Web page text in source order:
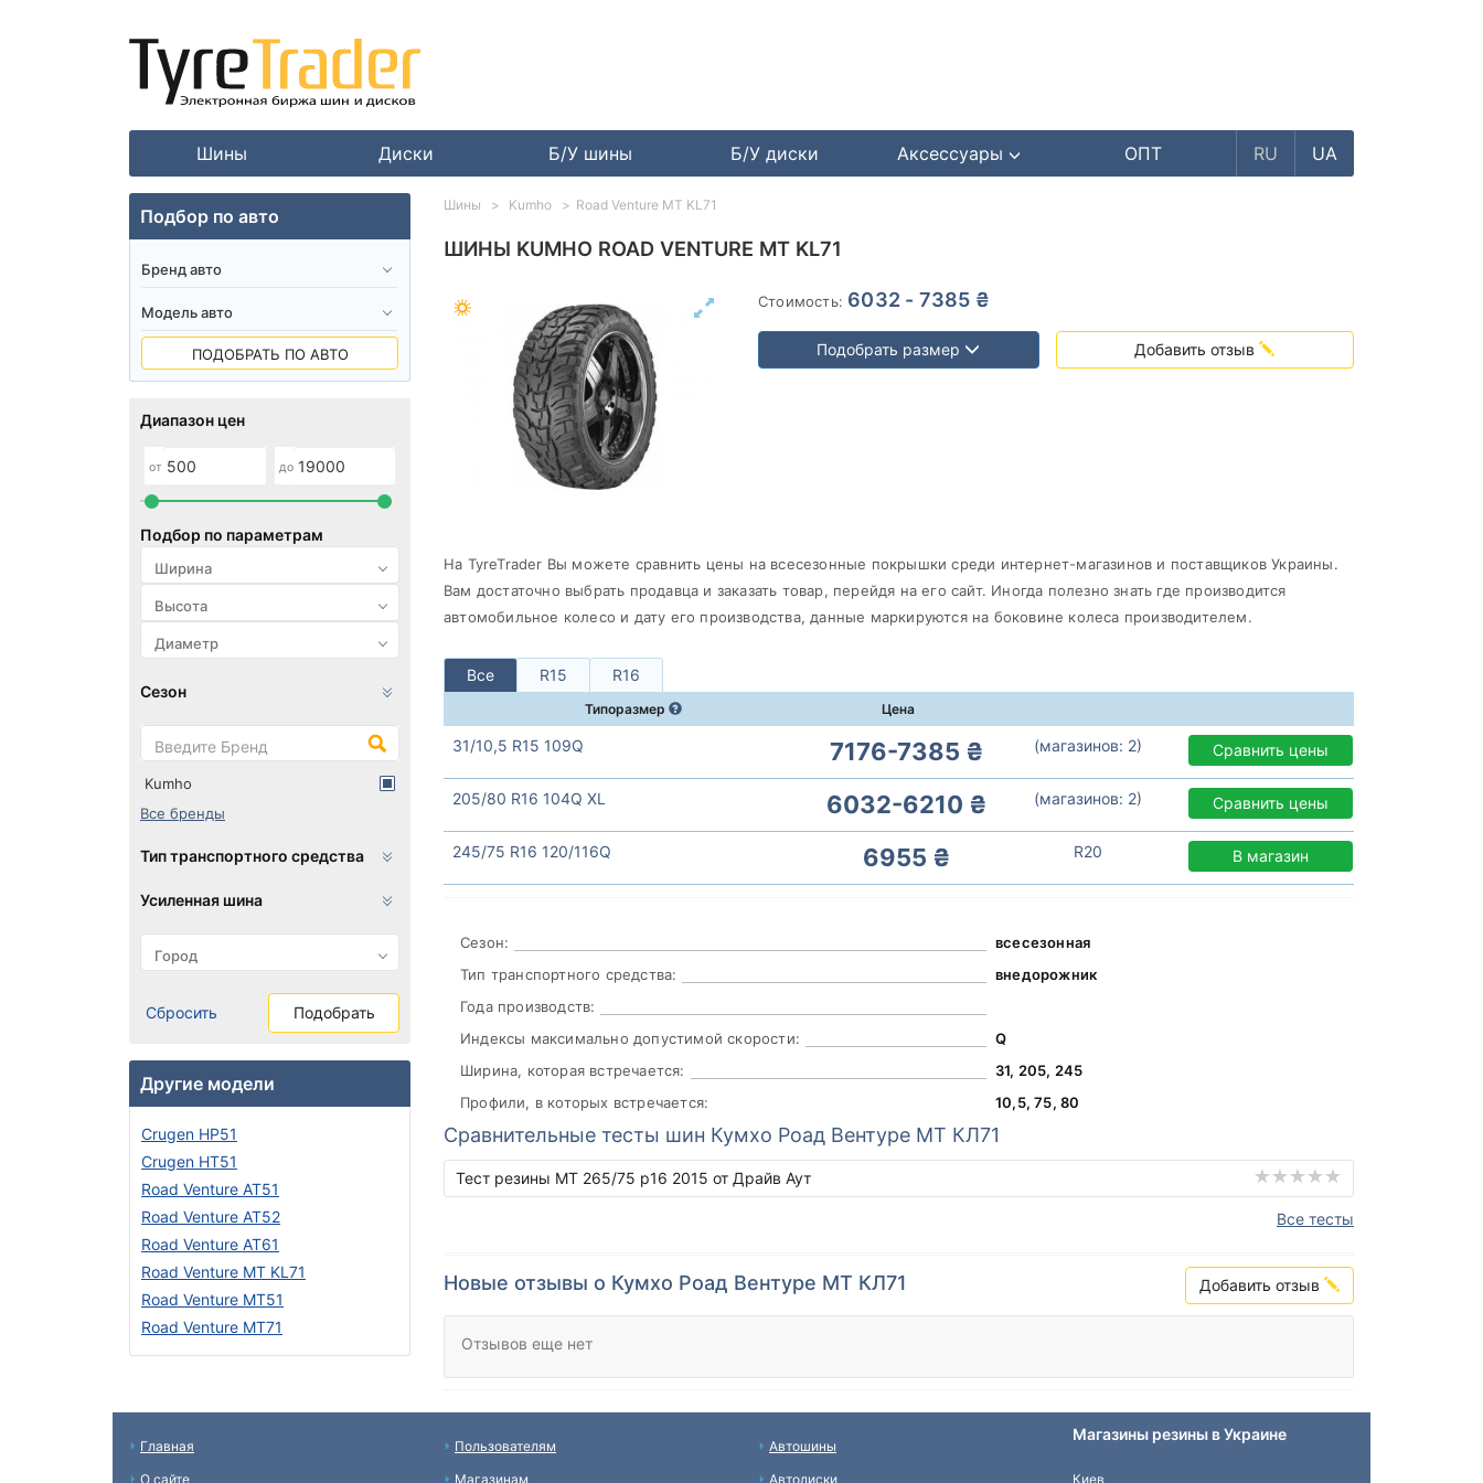
Шины Диски Б/У шины Б/У диски Аксессуары ОПТ RU UA
ШИНЫ KUMHO ROAD VENTURE MT KL71
Стоимость: 6032 - 7385 ₴
Подобрать размер Добавить отзыв
На TyreTrader Вы можете сравнить цены на всесезонные покрышки среди интернет-магазинов и поставщиков Украины.
Вам достаточно выбрать продавца и заказать товар, перейдя на его сайт. Иногда полезно знать где производится
автомобильное колесо и дату его производства, данные маркируются на боковине колеса производителем.
Все R15 R16
Типоразмер Цена
31/10,5 R15 109Q 7176-7385 ₴ (магазинов: 2) Сравнить цены
205/80 R16 104Q XL 6032-6210 ₴ (магазинов: 2) Сравнить цены
245/75 R16 120/116Q 6955 ₴ R20 В магазин
Сезон:
всесезонная
Тип транспортного средства:
внедорожник
Года производств:
Индексы максимально допустимой скорости:
Q
Ширина, которая встречается:
31, 205, 245
Профили, в которых встречается:
10,5, 75, 80
Сравнительные тесты шин Кумхо Роад Вентуре МТ КЛ71
Тест резины MT 265/75 р16 2015 от Драйв Аут
Все тесты
Новые отзывы о Кумхо Роад Вентуре МТ КЛ71 Добавить отзыв
Отзывов еще нет
Шины Kumho Road Venture MT KL71
Подбор по авто
ПОДОБРАТЬ ПО АВТО
Диапазон цен
от до
Подбор по параметрам
Сезон
Kumho
Все бренды
Тип транспортного средства
Усиленная шина
Сбросить Подобрать
Другие модели
Crugen HP51
Crugen HT51
Road Venture AT51
Road Venture AT52
Road Venture AT61
Road Venture MT KL71
Road Venture MT51
Road Venture MT71
Главная
О сайте
Пользователям
Магазинам
Автошины
Автодиски
Магазины резины в Украине
Киев